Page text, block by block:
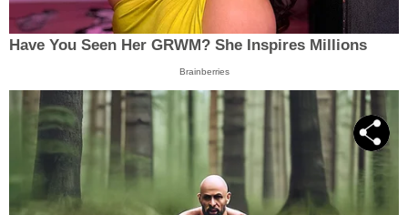
Have You Seen Her GRWM? She Inspires Millions
Brainberries